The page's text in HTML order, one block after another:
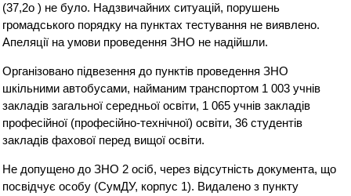
(37,2о ) не було. Надзвичайних ситуацій, порушень
громадського порядку на пунктах тестування не виявлено.
Апеляції на умови проведення ЗНО не надійшли.
Організовано підвезення до пунктів проведення ЗНО
шкільними автобусами, найманим транспортом 1 003 учнів
закладів загальної середньої освіти, 1 065 учнів закладів
професійної (професійно-технічної) освіти, 36 студентів
закладів фахової перед вищої освіти.
Не допущено до ЗНО 2 осіб, через відсутність документа, що
посвідчує особу (СумДУ, корпус 1). Видалено з пункту